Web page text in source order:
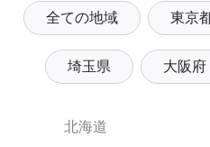
全ての地域 東京
埼玉県 大阪府
北海道